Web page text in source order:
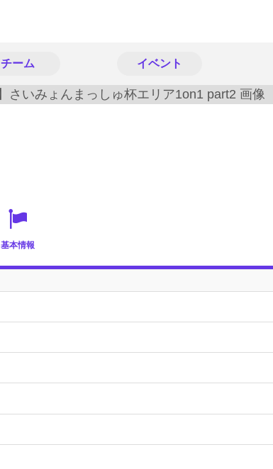
チーム イベント
基本情報